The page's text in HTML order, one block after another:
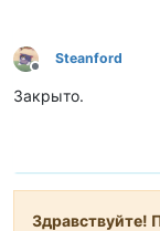
Не в сети
Steanford
Закрыто.
Здравствуйте!